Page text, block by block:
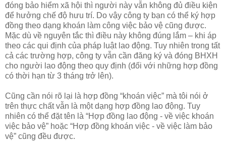
đóng bảo hiểm xã hội thì người này vẫn không đủ điều kiện
để hưởng chế độ hưu trí. Do vậy công ty bạn có thể ký hợp
đồng theo dạng khoán làm công việc bảo vệ cũng được.
Mặc dù về nguyên tắc thì điều này không đúng lắm – khi áp
theo các qui định của pháp luật lao động. Tuy nhiên trong tất
cả các trường hợp, công ty vẫn cần đăng ký và đóng BHXH
cho người lao động theo quy định (đối với những hợp đồng
có thời hạn từ 3 tháng trở lên).
Cũng cần nói rõ lại là hợp đồng “khoán việc” mà tôi nói ở
trên thực chất vẫn là một dạng hợp đồng lao động. Tuy
nhiên có thể đặt tên là “Hợp đồng lao động - về việc khoán
việc bảo vệ” hoặc “Hợp đồng khoán việc - về việc làm bảo
vệ” cũng đều được.